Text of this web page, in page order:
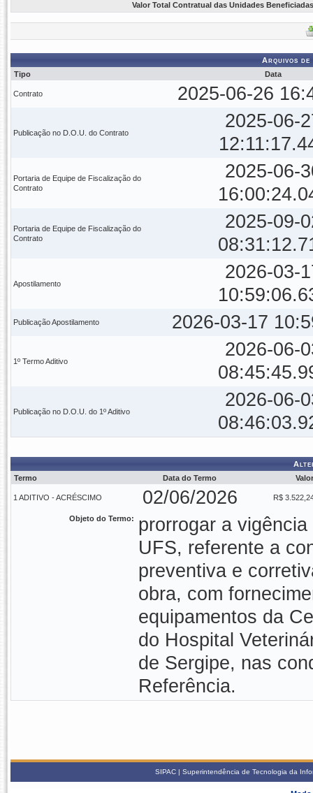
Valor Total Contratual das Unidades
Arquivos
Tipo
Data
Contrato 2025-06-26
Publicação no D.O.U. do Contrato
2025-06-
Portaria de Equipe de Fiscalização do
Contrato
2025-06-
Portaria de Equipe de Fiscalização do
Contrato
2025-09-
Apostilamento
2026-03-
Publicação Apostilamento 2026-03-17
1º Termo Aditivo
2026-06-
Publicação no D.O.U. do 1º Aditivo
2026-06-
Termo
Data do Termo Valor
1 ADITIVO - ACRÉSCIMO 02/06/2026 R$
Objeto do Termo:
prorrogar a
UFS, referente a
preventiva e
obra, com
equipamentos da
do Hospital
de Sergipe, nas
Referência.
SIPAC | Superintendência de Tecnologia da